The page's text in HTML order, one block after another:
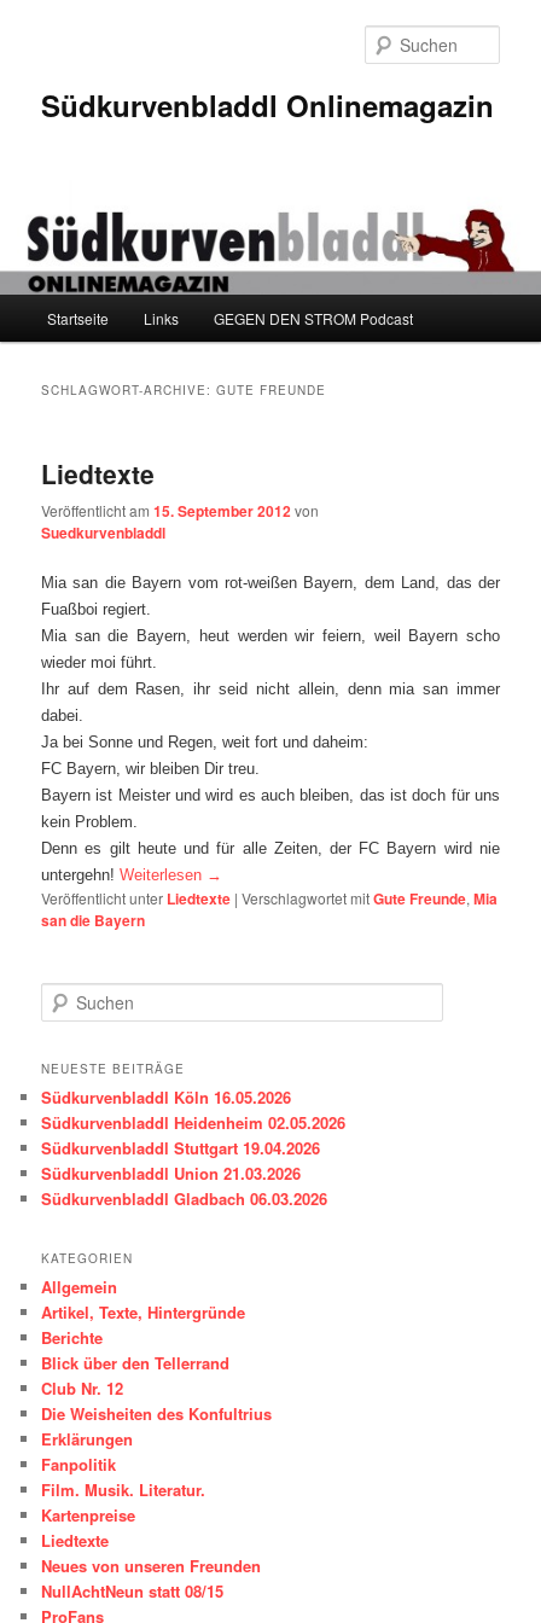
Südkurvenbladdl Onlinemagazin
Startseite Links GEGEN DEN STROM Podcast
SCHLAGWORT-ARCHIVE:GUTE FREUNDE
Liedtexte
Veröffentlicht am15. September 2012von
Suedkurvenbladdl
Mia san die Bayern vom rot-weißen Bayern, dem Land, das der
Fuaßboi regiert.
Mia san die Bayern, heut werden wir feiern, weil Bayern scho
wieder moi führt.
Ihr auf dem Rasen, ihr seid nicht allein, denn mia san immer
dabei.
Ja bei Sonne und Regen, weit fort und daheim:
FC Bayern, wir bleiben Dir treu.
Bayern ist Meister und wird es auch bleiben, das ist doch für uns
kein Problem.
Denn es gilt heute und für alle Zeiten, der FC Bayern wird nie
untergehn!Weiterlesen →
Veröffentlicht unter Liedtexte |Verschlagwortet mitGute Freunde,Mia
san die Bayern
u
h
n
NEUESTE BEITRÄGE
Südkurvenbladdl Köln 16.05.2026
Südkurvenbladdl Heidenheim 02.05.2026
Südkurvenbladdl Stuttgart 19.04.2026
Südkurvenbladdl Union 21.03.2026
Südkurvenbladdl Gladbach 06.03.2026
KATEGORIEN
Allgemein
Artikel, Texte, Hintergründe
Berichte
Blick über den Tellerrand
Club Nr. 12
Die Weisheiten des Konfultrius
Erklärungen
Fanpolitik
Film. Musik. Literatur.
Kartenpreise
Liedtexte
Neues von unseren Freunden
NullAchtNeun statt 08/15
ProFans